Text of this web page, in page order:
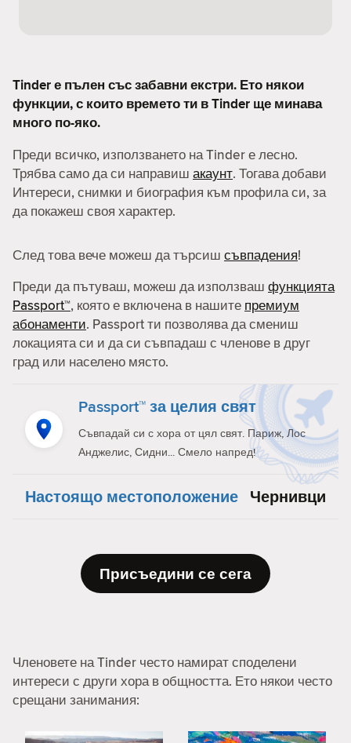
Tinder е пълен със забавни екстри. Ето някои
функции, с които времето ти в Tinder ще минава
много по-яко.
Преди всичко, използването на Tinder е лесно.
Трябва само да си направиш акаунт. Тогава добави
Интереси, снимки и биография към профила си, за
да покажеш своя характер.
След това вече можеш да търсиш съвпадения!
Преди да пътуваш, можеш да използваш функцията
Passport™, която е включена в нашите премиум
абонаменти. Passport ти позволява да смениш
локацията си и да си съвпадаш с членове в друг
град или населено място.
Passport™ за целия свят
Съвпадай си с хора от цял свят. Париж, Лос
Анджелис, Сидни... Смело напред!
Настоящо местоположение Чернивци
Присъедини се сега
Членовете на Tinder често намират споделени
интереси с други хора в общността. Ето някои често
срещани занимания: